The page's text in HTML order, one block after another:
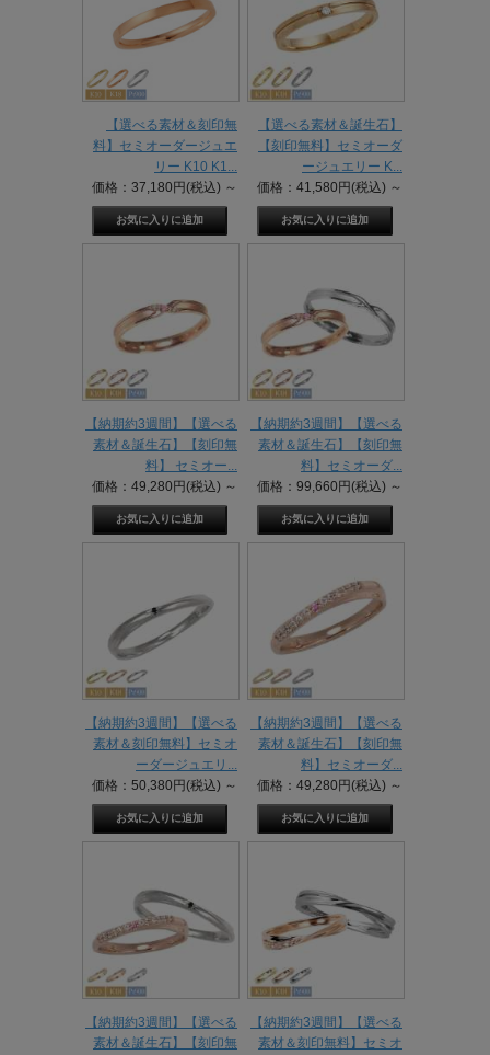
【選べる素材＆刻印無
料】セミオーダージュエ
リー K10 K1...
価格：37,180円(税込) ～
【選べる素材＆誕生石】
【刻印無料】セミオーダ
ージュエリー K...
価格：41,580円(税込) ～
【納期約3週間】【選べる
素材＆誕生石】【刻印無
料】 セミオー...
価格：49,280円(税込) ～
【納期約3週間】【選べる
素材＆誕生石】【刻印無
料】セミオーダ...
価格：99,660円(税込) ～
【納期約3週間】【選べる
素材＆刻印無料】セミオ
ーダージュエリ...
価格：50,380円(税込) ～
【納期約3週間】【選べる
素材＆誕生石】【刻印無
料】セミオーダ...
価格：49,280円(税込) ～
【納期約3週間】【選べる
素材＆誕生石】【刻印無
【納期約3週間】【選べる
素材＆刻印無料】セミオ